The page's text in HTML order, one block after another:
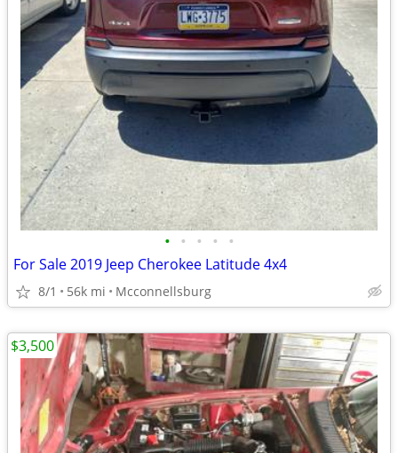
• • • • •
For Sale 2019 Jeep Cherokee Latitude 4x4
8/1 56k mi Mcconnellsburg
$3,500